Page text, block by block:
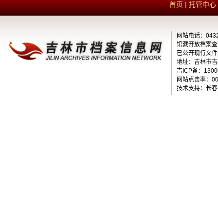
首页 | 托管中心
网站电话：
馆藏开放档案
已公开现行文
地址：吉林市
吉ICP备：
网站点击率：
技术支持：长